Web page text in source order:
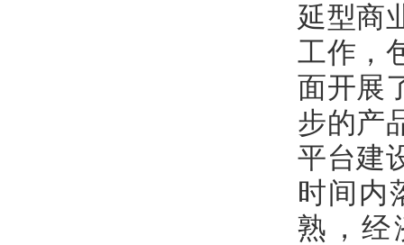
延型商
工作，
面开展
步的产
平台建
时间内
熟，经